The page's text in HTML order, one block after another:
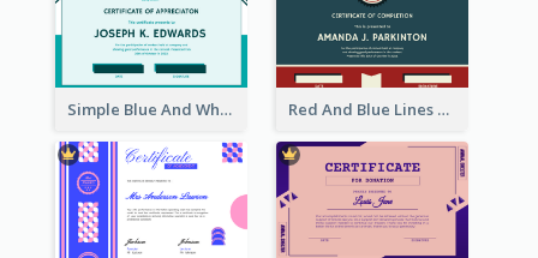
Simple Blue And White Rectangle Certificate Red And Blue Lines And Badge Completion Certificate